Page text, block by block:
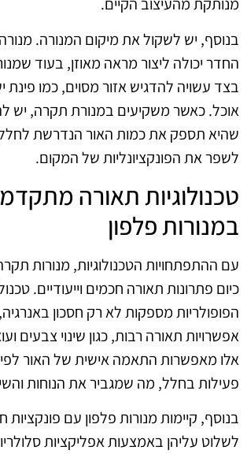
בנוסף, יש לשקול את מיקום המנורה.
החדר יכולה ליצור מראה מאוזן, בעוד
בצד עשויה להדגיש אזור מסוים, כמו פינת
אוכל. כאשר משקיעים במנורת תקרה, יש
שהיא תספק את כמות האור הנדרשת
לשפר את הפונקציונליות של המקום.
טכנולוגיות תאורה
במנורות פלפון
עם ההתפתחויות הטכנולוגיות, מנורות
הפופולריות מספקות לא רק חסכון
אפשרויות תאורה רבות, כגון שינוי צבעים
אלו מאפשרות התאמה אישית של האור
פעילות בחלל, מה שמגביר את הנוחות
בנוסף, קיימות מנורות פלפון עם פונקציות
לשלוט עליהן באמצעות אפליקציות